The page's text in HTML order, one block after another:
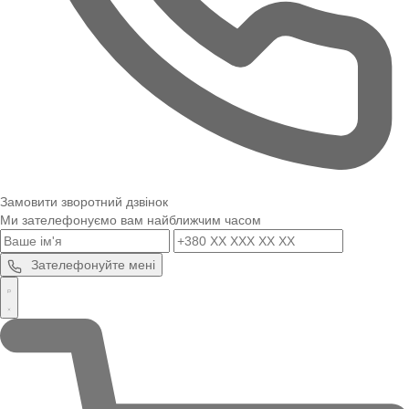
Замовити зворотний дзвінок
Ми зателефонуємо вам найближчим часом
Зателефонуйте мені